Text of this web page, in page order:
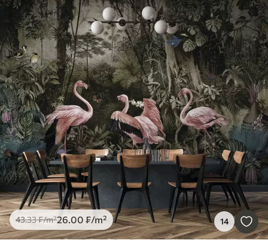
43.33₣/m²26.00 ₣/m² 14